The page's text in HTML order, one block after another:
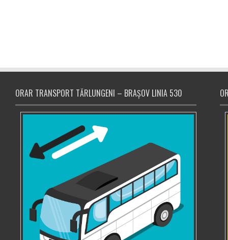
ORAR TRANSPORT TĂRLUNGENI – BRAȘOV LINIA 530